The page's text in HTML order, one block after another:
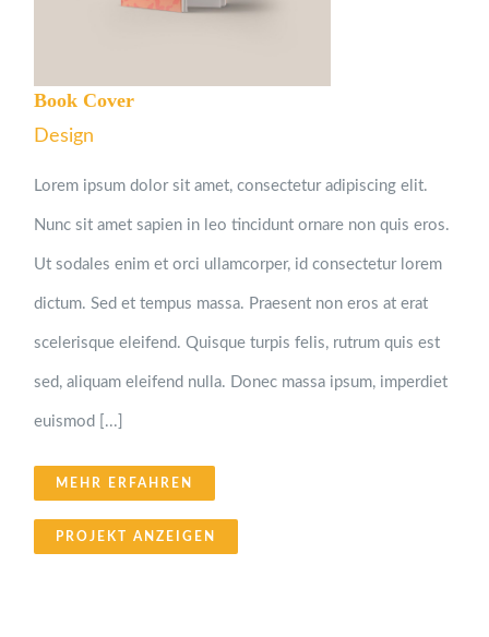
Book Cover
Design
Lorem ipsum dolor sit amet, consectetur adipiscing elit.
Nunc sit amet sapien in leo tincidunt ornare non quis eros.
Ut sodales enim et orci ullamcorper, id consectetur lorem
dictum. Sed et tempus massa. Praesent non eros at erat
scelerisque eleifend. Quisque turpis felis, rutrum quis est
sed, aliquam eleifend nulla. Donec massa ipsum, imperdiet
euismod [...]
MEHR ERFAHREN
PROJEKT ANZEIGEN